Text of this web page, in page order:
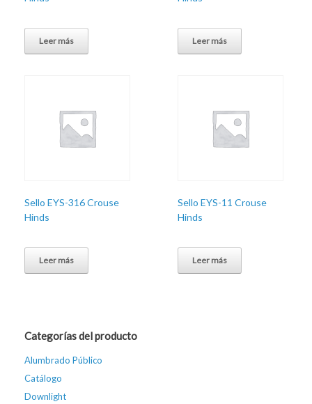
Leer más Leer más
Sello EYS-316 Crouse
Hinds
Leer más
Sello EYS-11 Crouse
Hinds
Leer más
Categorías del producto
Alumbrado Público
Catálogo
Downlight